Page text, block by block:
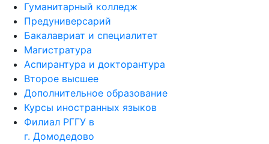
Гуманитарный колледж
Предуниверсарий
Бакалавриат и специалитет
Магистратура
Аспирантура и докторантура
Второе высшее
Дополнительное образование
Курсы иностранных языков
Филиал РГГУ в
г. Домодедово